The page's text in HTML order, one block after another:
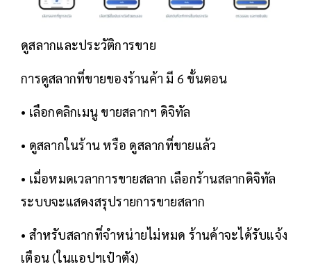
ดูสลากและประวัติการขาย
การดูสลากที่ขายของร้านค้า มี 6 ขั้นตอน
• เลือกคลิกเมนู ขายสลากฯ ดิจิทัล
• ดูสลากในร้าน หรือ ดูสลากที่ขายแล้ว
• เมื่อหมดเวลาการขายสลาก เลือกร้านสลากดิจิทัล
ระบบจะแสดงสรุปรายการขายสลาก
• สำหรับสลากที่จำหน่ายไม่หมด ร้านค้าจะได้รับแจ้ง
เตือน (ในแอปฯเป๋าตัง)